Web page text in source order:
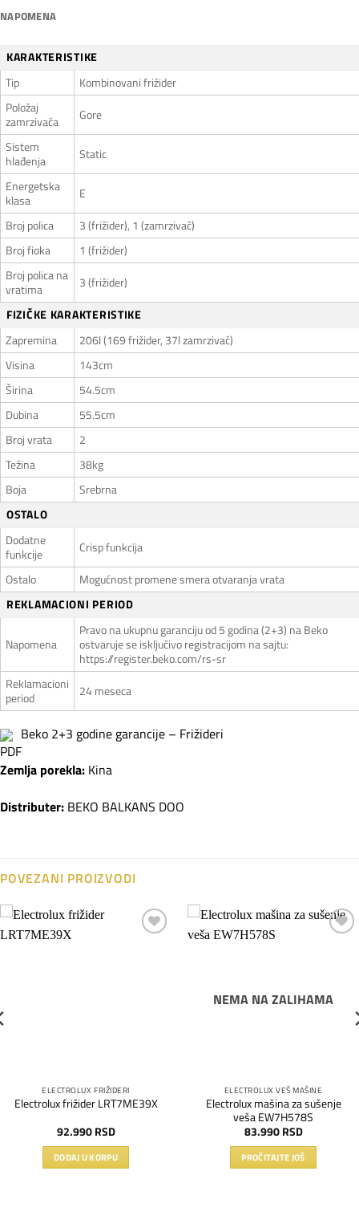
NAPOMENA
KARAKTERISTIKE
Tip
Kombinovani frižider
Položaj
zamrzivača
Gore
Sistem
hlađenja
Static
Energetska
klasa
E
Broj polica
3 (frižider), 1 (zamrzivač)
Broj fioka
1 (frižider)
Broj polica na
vratima
3 (frižider)
FIZIČKE KARAKTERISTIKE
Zapremina
206l (169 frižider, 37l zamrzivač)
Visina
143cm
Širina
54.5cm
Dubina
55.5cm
Broj vrata
2
Težina
38kg
Boja
Srebrna
OSTALO
Dodatne
funkcije
Crisp funkcija
Ostalo
Mogućnost promene smera otvaranja vrata
REKLAMACIONI PERIOD
Napomena
Pravo na ukupnu garanciju od 5 godina (2+3) na Beko
ostvaruje se isključivo registracijom na sajtu:
https://register.beko.com/rs-sr
Reklamacioni
period
24 meseca
Beko 2+3 godine garancije – Frižideri
Zemlja porekla: Kina
Distributer: BEKO BALKANS DOO
POVEZANI PROIZVODI
ELECTROLUX FRIŽIDERI
Electrolux frižider LRT7ME39X
92.990 RSD
DODAJ U KORPU
NEMA NA ZALIHAMA
ELECTROLUX VEŠ MAŠINE
Electrolux mašina za sušenje
veša EW7H578S
83.990 RSD
PROČITAJTE JOŠ